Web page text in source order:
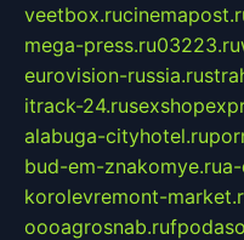
veetbox.ru
mega-press.ru03223.ru
eurovision-russia.ru
itrack-24.ru
alabuga-cityhotel.ru
bud-em-znakomye.ru
korolevremont-
oooagrosnab.ru